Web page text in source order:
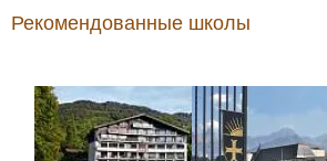
Рекомендованные школы